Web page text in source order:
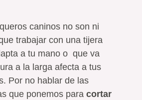
caninos no son ni
trabajar con una tijera
a tu mano o que va
a la larga afecta a tus
Por no hablar de las
que ponemos para cortar